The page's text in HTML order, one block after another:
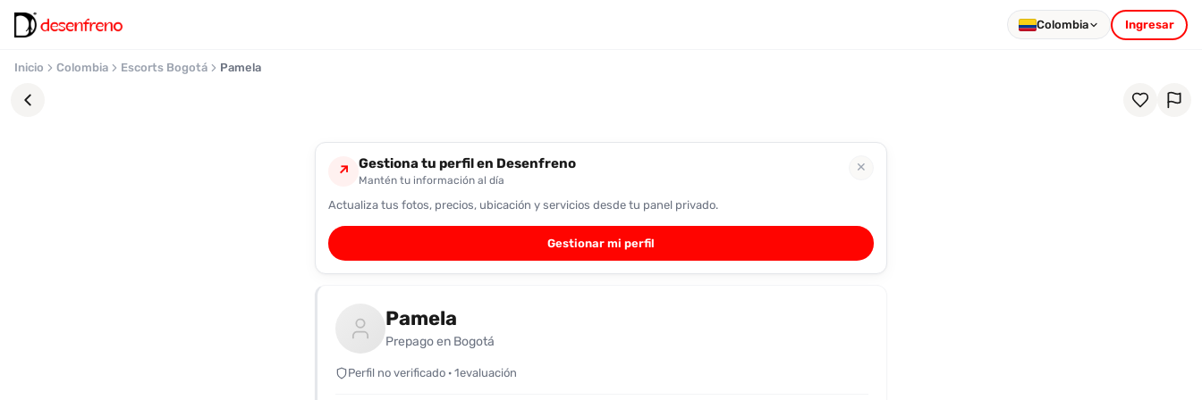
Colombia Ingresar
Inicio Colombia Escorts Bogotá Pamela
↗ Gestiona tu perfil en Desenfreno
Mantén tu información al día
✕
Actualiza tus fotos, precios, ubicación y servicios desde tu panel privado.
Gestionar mi perfil
Pamela
Prepago en Bogotá
Perfil no verificado · 1evaluación